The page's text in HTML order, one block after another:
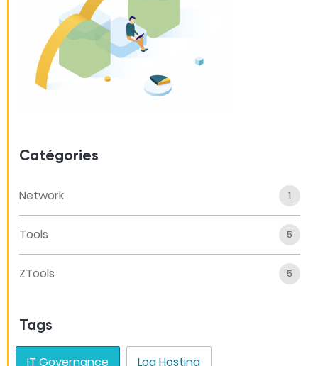
Catégories
Network 1
Tools 5
ZTools 5
Tags
IT Governance Log Hosting